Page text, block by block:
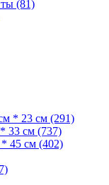
(81)
* 23 см (291)
33 см (737)
45 см (402)